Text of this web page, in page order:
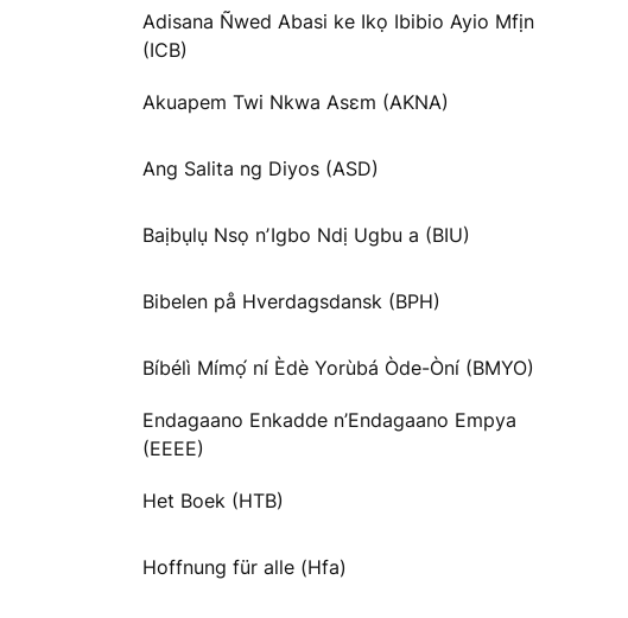
Adisana Ñwed Abasi ke Ikọ Ibibio Ayio Mfịn
(ICB)
Akuapem Twi Nkwa Asɛm (AKNA)
Ang Salita ng Diyos (ASD)
Baịbụlụ Nsọ nʼIgbo Ndị Ugbu a (BIU)
Bibelen på Hverdagsdansk (BPH)
Bíbélì Mímọ́ ní Èdè Yorùbá Òde-Òní (BMYO)
Endagaano Enkadde n’Endagaano Empya
(EEEE)
Het Boek (HTB)
Hoffnung für alle (Hfa)